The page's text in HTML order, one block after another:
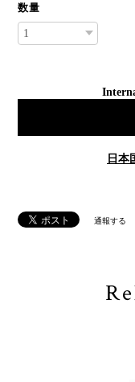
数量
日本
通報する